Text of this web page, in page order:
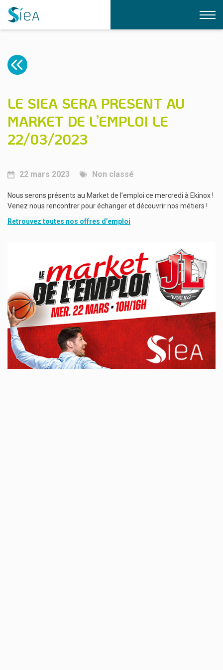
LE SIEA
L’ÉQUIPE DU SIEA
NOS STRUCTURES
LÉA
RSE
NOS EXPERTISES
GAZ
ÉCLAIRAGE PUBLIC
FIBRE
DOCUMENTATION
FORMATIONS
LE SIEA SERA PRESENT AU
MARKET DE L’EMPLOI LE
22/03/2023
22 mars 2023 Non classé
Nous serons présents au Market de l’emploi ce mercredi à Ekinox !
Venez nous rencontrer pour échanger et découvrir nos métiers !
Retrouvez toutes nos offres d’emploi